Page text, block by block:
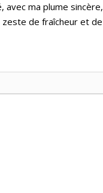
avec ma plume sincère,
de fraîcheur et de